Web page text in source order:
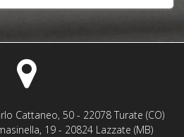
Cattaneo, 50 - 22078 Turate (CO)
19 - 20824 Lazzate (MB)